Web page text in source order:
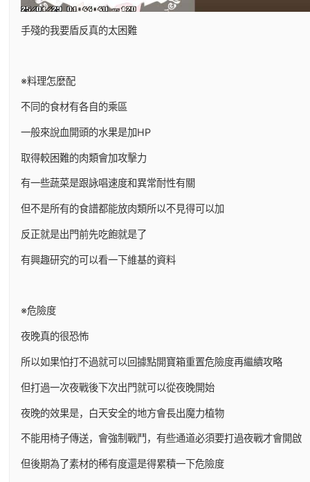
手殘的我要盾反真的太困難
※料理怎麼配
不同的食材有各自的乘區
一般來說血開頭的水果是加HP
取得較困難的肉類會加攻擊力
有一些蔬菜是跟詠唱速度和異常耐性有關
但不是所有的食譜都能放肉類所以不見得可以加
反正就是出門前先吃飽就是了
有興趣研究的可以看一下維基的資料
※危險度
夜晚真的很恐怖
所以如果怕打不過就可以回據點開寶箱重置危險度再繼續攻略
但打過一次夜戰後下次出門就可以從夜晚開始
夜晚的效果是，白天安全的地方會長出魔力植物
不能用椅子傳送，會強制戰鬥，有些通道必須要打過夜戰才會開啟
但後期為了素材的稀有度還是得累積一下危險度